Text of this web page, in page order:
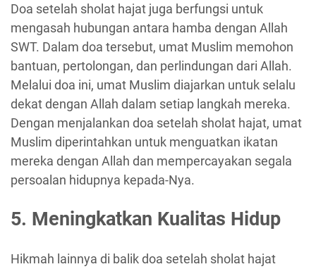
Doa setelah sholat hajat juga berfungsi untuk
mengasah hubungan antara hamba dengan Allah
SWT. Dalam doa tersebut, umat Muslim memohon
bantuan, pertolongan, dan perlindungan dari Allah.
Melalui doa ini, umat Muslim diajarkan untuk selalu
dekat dengan Allah dalam setiap langkah mereka.
Dengan menjalankan doa setelah sholat hajat, umat
Muslim diperintahkan untuk menguatkan ikatan
mereka dengan Allah dan mempercayakan segala
persoalan hidupnya kepada-Nya.
5. Meningkatkan Kualitas Hidup
Hikmah lainnya di balik doa setelah sholat hajat